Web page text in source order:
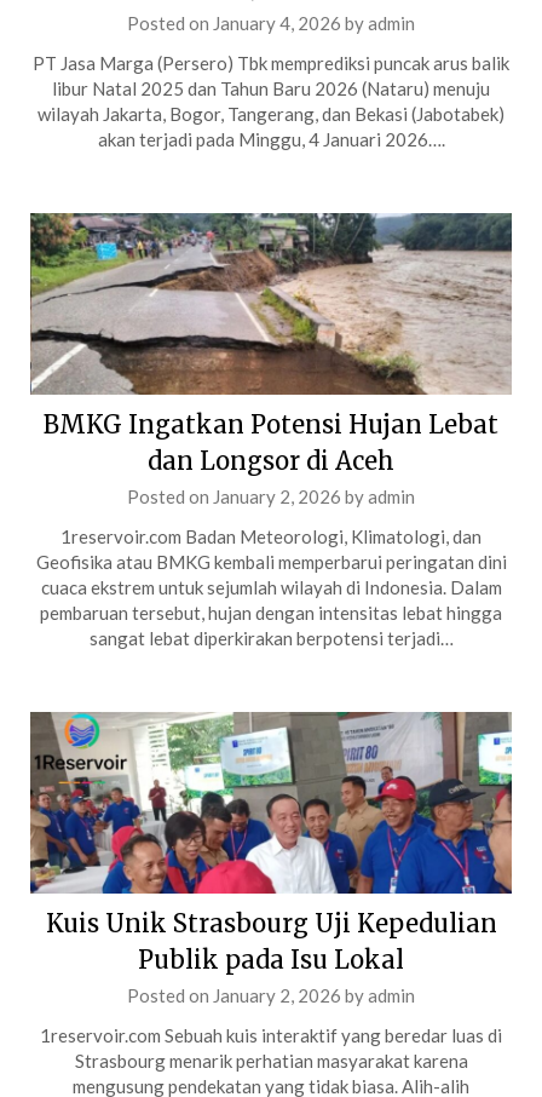
Posted on January 4, 2026 byadmin
PT Jasa Marga (Persero) Tbk memprediksi puncak arus balik
libur Natal 2025 dan Tahun Baru 2026 (Nataru) menuju
wilayah Jakarta, Bogor, Tangerang, dan Bekasi (Jabotabek)
akan terjadi pada Minggu, 4 Januari 2026….
BMKG Ingatkan Potensi Hujan Lebat
dan Longsor di Aceh
Posted on January 2, 2026 byadmin
1reservoir.com Badan Meteorologi, Klimatologi, dan
Geofisika atau BMKG kembali memperbarui peringatan dini
cuaca ekstrem untuk sejumlah wilayah di Indonesia. Dalam
pembaruan tersebut, hujan dengan intensitas lebat hingga
sangat lebat diperkirakan berpotensi terjadi…
Kuis Unik Strasbourg Uji Kepedulian
Publik pada Isu Lokal
Posted on January 2, 2026 byadmin
1reservoir.com Sebuah kuis interaktif yang beredar luas di
Strasbourg menarik perhatian masyarakat karena
mengusung pendekatan yang tidak biasa. Alih-alih